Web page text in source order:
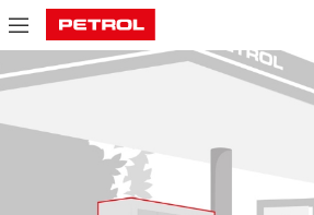
Prodajna
mesta